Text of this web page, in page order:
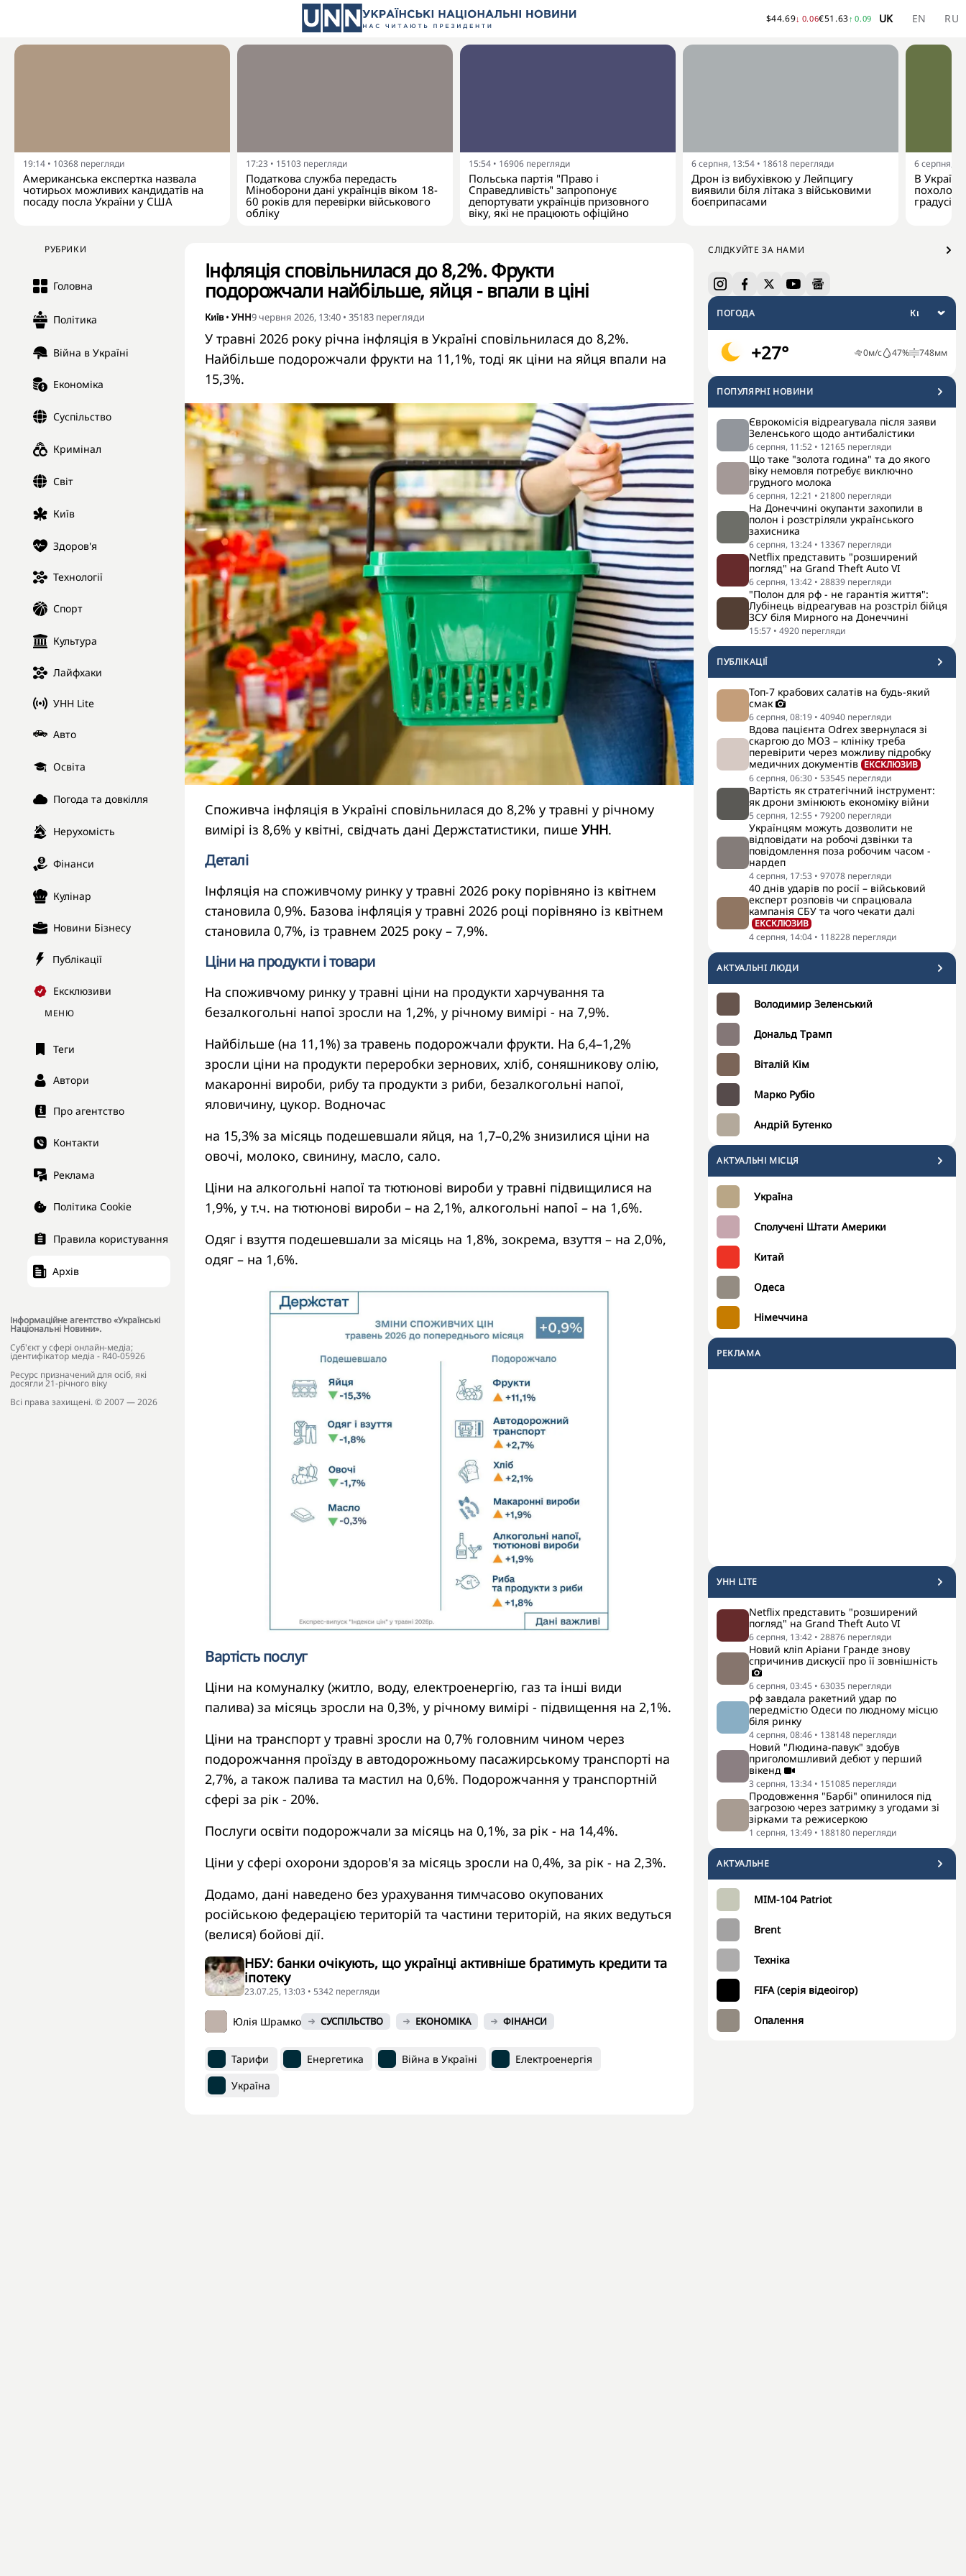
$44.69↓ 0.06€51.63↑ 0.09 UK EN RU
19:14 • 10368 перегляди
Американська експертка назвала
чотирьох можливих кандидатів на
посаду посла України у США
17:23 • 15103 перегляди
Податкова служба передасть
Міноборони дані українців віком 18-
60 років для перевірки військового
обліку
15:54 • 16906 перегляди
Польська партія "Право і
Справедливість" запропонує
депортувати українців призовного
віку, які не працюють офіційно
6 серпня, 13:54 • 18618 перегляди
Дрон із вибухівкою у Лейпцигу
виявили біля літака з військовими
боєприпасами
6 серпня,
В
градусів
РУБРИКИ
Головна
Політика
Війна в Україні
Економіка
Суспільство
Кримінал
Світ
Київ
Здоров'я
Технології
Спорт
Культура
Лайфхаки
УНН Lite
Авто
Освіта
Погода та довкілля
Нерухомість
Фінанси
Кулінар
Новини Бізнесу
Публікації
Ексклюзиви
МЕНЮ
Теги
Автори
Про агентство
Контакти
Реклама
Політика Cookie
Правила користування
Архів
Інформаційне агентство «Українські
Національні Новини».
Cуб'єкт у сфері онлайн-медіа;
ідентифікатор медіа - R40-05926
Ресурс призначений для осіб, які
досягли 21-річного віку
Всі права захищені. © 2007 — 2026
СЛІДКУЙТЕ ЗА НАМИ
ПОГОДА
+27° 0м/с 47% 748мм
ПОПУЛЯРНI НОВИНИ
Єврокомісія відреагувала після заяви
Зеленського щодо антибалістики
6 серпня, 11:52 • 12165 перегляди
Що таке "золота година" та до якого
віку немовля потребує виключно
грудного молока
6 серпня, 12:21 • 21800 перегляди
На Донеччині окупанти захопили в
полон і розстріляли українського
захисника
6 серпня, 13:24 • 13367 перегляди
Netflix представить "розширений
погляд" на Grand Theft Auto VI
6 серпня, 13:42 • 28839 перегляди
"Полон для рф - не гарантія життя":
Лубінець відреагував на розстріл бійця
ЗСУ біля Мирного на Донеччині
15:57 • 4920 перегляди
ПУБЛІКАЦІЇ
Топ-7 крабових салатів на будь-який
смак
6 серпня, 08:19 • 40940 перегляди
Вдова пацієнта Odrex звернулася зі
скаргою до МОЗ – клініку треба
перевірити через можливу підробку
медичних документів ЕКСКЛЮЗИВ
6 серпня, 06:30 • 53545 перегляди
Вартість як стратегічний інструмент:
як дрони змінюють економіку війни
5 серпня, 12:55 • 79200 перегляди
Українцям можуть дозволити не
відповідати на робочі дзвінки та
повідомлення поза робочим часом -
нардеп
4 серпня, 17:53 • 97078 перегляди
40 днів ударів по росії – військовий
експерт розповів чи спрацювала
кампанія СБУ та чого чекати далі
ЕКСКЛЮЗИВ
4 серпня, 14:04 • 118228 перегляди
АКТУАЛЬНI ЛЮДИ
Володимир Зеленський
Дональд Трамп
Віталій Кім
Марко Рубіо
Андрій Бутенко
АКТУАЛЬНІ МІСЦЯ
Україна
Сполучені Штати Америки
Китай
Одеса
Німеччина
РЕКЛАМА
УНН LITE
Netflix представить "розширений
погляд" на Grand Theft Auto VI
6 серпня, 13:42 • 28876 перегляди
Новий кліп Аріани Гранде знову
спричинив дискусії про її зовнішність
6 серпня, 03:45 • 63035 перегляди
рф завдала ракетний удар по
передмістю Одеси по людному місцю
біля ринку
4 серпня, 08:46 • 138148 перегляди
Новий "Людина-павук" здобув
приголомшливий дебют у перший
вікенд
3 серпня, 13:34 • 151085 перегляди
Продовження "Барбі" опинилося під
загрозою через затримку з угодами зі
зірками та режисеркою
1 серпня, 13:49 • 188180 перегляди
АКТУАЛЬНЕ
MIM-104 Patriot
Brent
Техніка
FIFA (серія відеоігор)
Опалення
Інфляція сповільнилася до 8,2%. Фрукти
подорожчали найбільше, яйця - впали в ціні
Київ• УНН9 червня 2026, 13:40 • 35183 перегляди
У травні 2026 року річна інфляція в Україні сповільнилася до 8,2%.
Найбільше подорожчали фрукти на 11,1%, тоді як ціни на яйця впали на
15,3%.
Споживча інфляція в Україні сповільнилася до 8,2% у травні у річному
вимірі із 8,6% у квітні, свідчать дані Держстатистики, пише УНН.
Деталі
Інфляція на споживчому ринку у травні 2026 року порівняно із квітнем
становила 0,9%. Базова інфляція у травні 2026 році порівняно із квітнем
становила 0,7%, із травнем 2025 року – 7,9%.
Ціни на продукти і товари
На споживчому ринку у травні ціни на продукти харчування та
безалкогольні напої зросли на 1,2%, у річному вимірі - на 7,9%.
Найбільше (на 11,1%) за травень подорожчали фрукти. На 6,4–1,2%
зросли ціни на продукти переробки зернових, хліб, соняшникову олію,
макаронні вироби, рибу та продукти з риби, безалкогольні напої,
яловичину, цукор. Водночас
на 15,3% за місяць подешевшали яйця, на 1,7–0,2% знизилися ціни на
овочі, молоко, свинину, масло, сало.
Ціни на алкогольні напої та тютюнові вироби у травні підвищилися на
1,9%, у т.ч. на тютюнові вироби – на 2,1%, алкогольні напої – на 1,6%.
Одяг і взуття подешевшали за місяць на 1,8%, зокрема, взуття – на 2,0%,
одяг – на 1,6%.
Вартість послуг
Ціни на комуналку (житло, воду, електроенергію, газ та інші види
палива) за місяць зросли на 0,3%, у річному вимірі - підвищення на 2,1%.
Ціни на транспорт у травні зросли на 0,7% головним чином через
подорожчання проїзду в автодорожньому пасажирському транспорті на
2,7%, а також палива та мастил на 0,6%. Подорожчання у транспортній
сфері за рік - 20%.
Послуги освіти подорожчали за місяць на 0,1%, за рік - на 14,4%.
Ціни у сфері охорони здоров'я за місяць зросли на 0,4%, за рік - на 2,3%.
Додамо, дані наведено без урахування тимчасово окупованих
російською федерацією територій та частини територій, на яких ведуться
(велися) бойові дії.
НБУ: банки очікують, що українці активніше братимуть кредити та
іпотеку
23.07.25, 13:03 • 5342 перегляди
Юлія Шрамко СУСПІЛЬСТВО ЕКОНОМІКА ФІНАНСИ
Тарифи Енергетика Війна в Україні
Електроенергія
Україна